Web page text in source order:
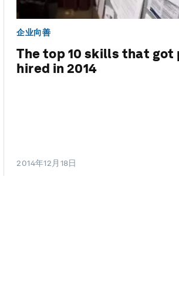
企业向善
The top 10 skills that got
hired in 2014
2014年12月18日